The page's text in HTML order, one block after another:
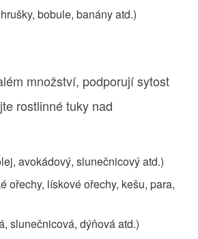
bobule, banány atd.)
množství, podporují sytost
rostlinné tuky nad
avokádový, slunečnicový atd.)
ořechy, lískové ořechy, kešu, para,
slunečnicová, dýňová atd.)